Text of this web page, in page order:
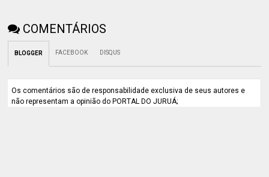
COMENTÁRIOS
BLOGGER FACEBOOK DISQUS
Os comentários são de responsabilidade exclusiva de seus autores e
não representam a opinião do PORTAL DO JURUÁ;